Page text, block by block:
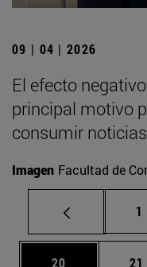
09 | 04 | 2026
El efecto
principal motivo
consumir noticias
Imagen Facultad de
1
Página
20 21